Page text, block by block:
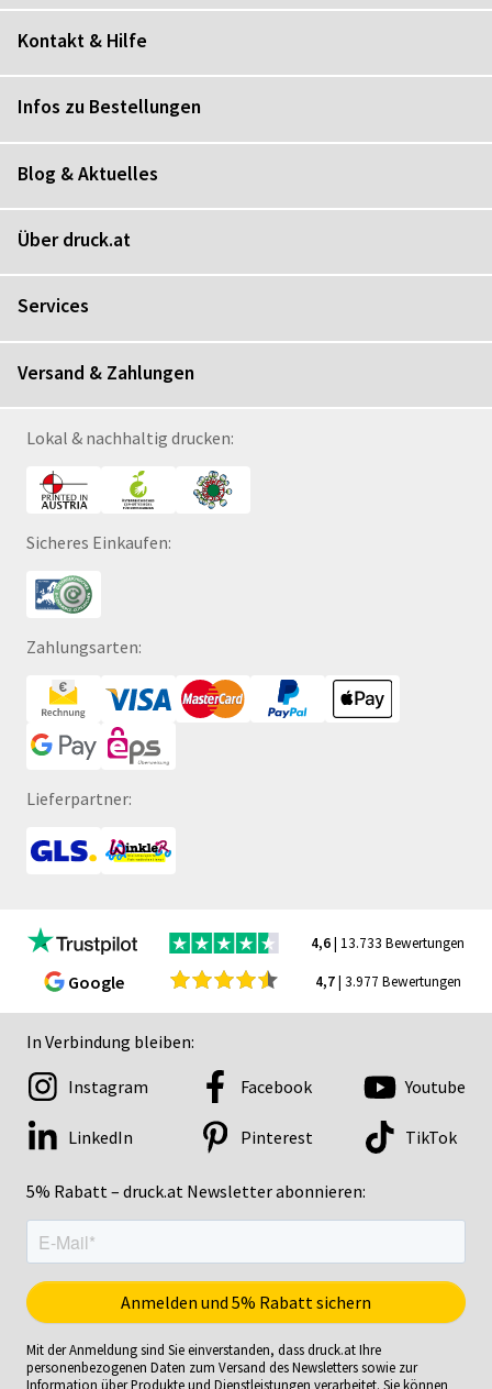
Kontakt & Hilfe
Infos zu Bestellungen
Blog & Aktuelles
Über druck.at
Services
Versand & Zahlungen
Lokal & nachhaltig drucken:
Sicheres Einkaufen:
Zahlungsarten:
Lieferpartner:
4,6| 13.733 Bewertungen
Google 4,7| 3.977 Bewertungen
In Verbindung bleiben:
5% Rabatt – druck.at Newsletter abonnieren:
Instagram Facebook Youtube
LinkedIn Pinterest TikTok
Mit der Anmeldung sind Sie einverstanden, dass druck.at Ihre
personenbezogenen Daten zum Versand des Newsletters sowie zur
Information über Produkte und Dienstleistungen verarbeitet. Sie können